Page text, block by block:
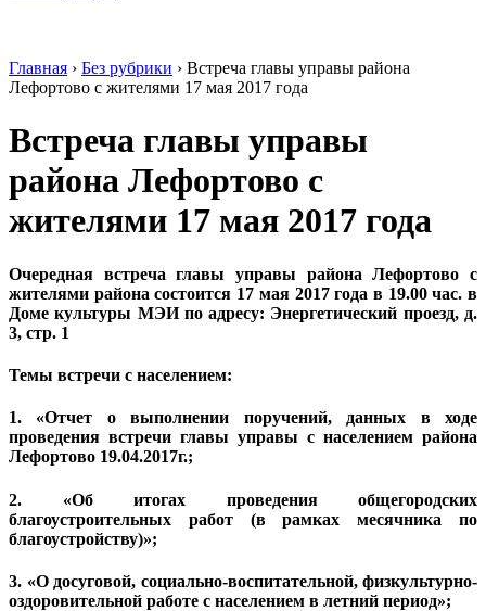
Главная › Без рубрики › Встреча главы управы района
Лефортово с жителями 17 мая 2017 года
Встреча главы управы
района Лефортово с
жителями 17 мая 2017 года
Очередная встреча главы управы района Лефортово с
жителями района состоится 17 мая 2017 года в 19.00 час. в
Доме культуры МЭИ по адресу: Энергетический проезд, д.
3, стр. 1
Темы встречи с населением:
1. «Отчет о выполнении поручений, данных в ходе
проведения встречи главы управы с населением района
Лефортово 19.04.2017г.;
2. «Об итогах проведения общегородских
благоустроительных работ (в рамках месячника по
благоустройству)»;
3. «О досуговой, социально-воспитательной, физкультурно-
оздоровительной работе с населением в летний период»;